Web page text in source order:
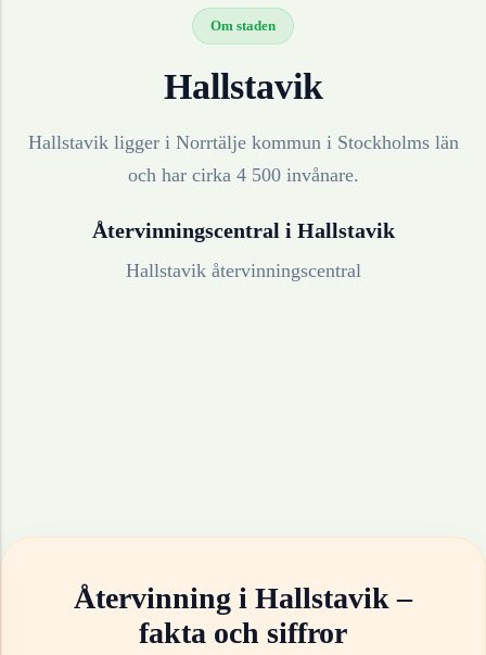
Om staden
Hallstavik
Hallstavik ligger i Norrtälje kommun i Stockholms län
och har cirka 4 500 invånare.
Återvinningscentral i Hallstavik
Hallstavik återvinningscentral
Återvinning i Hallstavik–
fakta och siffror